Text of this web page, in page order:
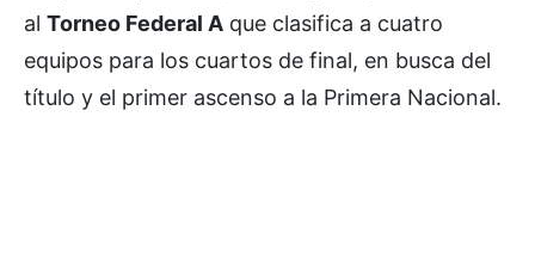
al Torneo Federal A que clasifica a cuatro
equipos para los cuartos de final, en busca del
título y el primer ascenso a la Primera Nacional.